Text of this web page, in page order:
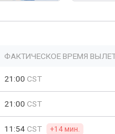
ФАКТИЧЕСКОЕ ВРЕМЯ
21:00 CST
21:00 CST
11:54 CST +14 мин.